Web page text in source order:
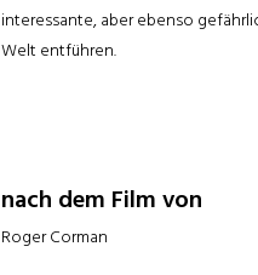
interessante, aber ebenso
Welt entführen.
nach dem Film von
Roger Corman